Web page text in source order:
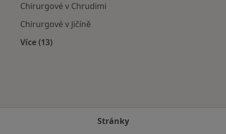
Chirurgové v Chrudimi
Chirurgové v Jičíně
Více (13)
Stránky